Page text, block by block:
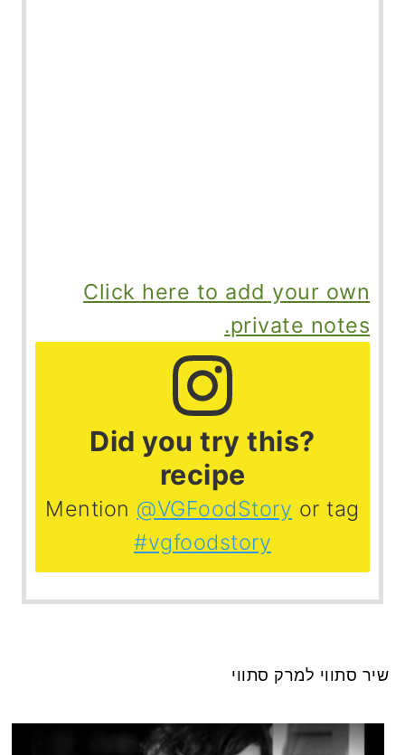
Click here to add your own
private notes.
?Did you try this
recipe
Mention @VGFoodStory or tag
#vgfoodstory
שיר סתווי למרק סתווי